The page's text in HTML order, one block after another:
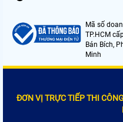
Mã số
TP.HCM
Bán Bích,
Minh
ĐƠN VỊ TRỰC TIẾP THI